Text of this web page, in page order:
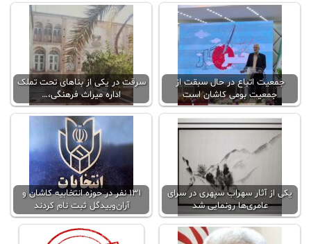
جمعیت اتباع در حال سبقت از
جمعیت بومی کاشان است
سرقت در یکی از بناهای تحت تملک
اداره میراث فرهنگی،…
یکی از آثار سهراب سپهری در سرای
عامری‌ها رونمایی شد
۱۳۱ نفر در حوزه انتخابیه کاشان و
آران‌و‌بیدگل ثبت نام کردند